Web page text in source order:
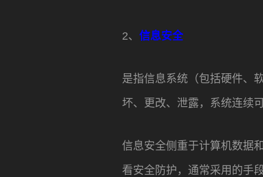
2、 信息安全
是指信息系统（包括硬件、
坏、更改、泄露，系统连续
信息安全侧重于计算机数据
看安全防护，通常采用的手